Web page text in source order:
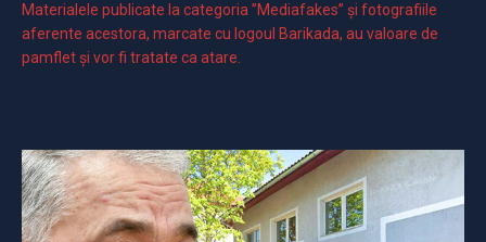
Materialele publicate la categoria ”Mediafakes” și fotografiile
aferente acestora, marcate cu logoul Barikada, au valoare de
pamflet și vor fi tratate ca atare.